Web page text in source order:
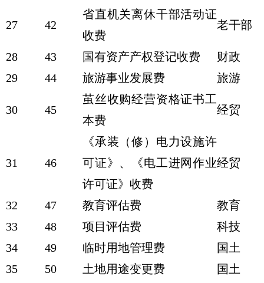
27 42
省直机关离休干部活动证
收费
老干部
28 43 国有资产产权登记收费
财政
29
44 旅游事业发展费 旅游
30 45
茧丝收购经营资格证书工
本费
经贸
31 46
《承装（修）电力设施许
可证》、《电工进网作业
许可证》收费
经贸
32 47 教育评估费
教育
33
48 项目评估费
科技
34
49 临时用地管理费
国土
35
50 土地用途变更费 国土